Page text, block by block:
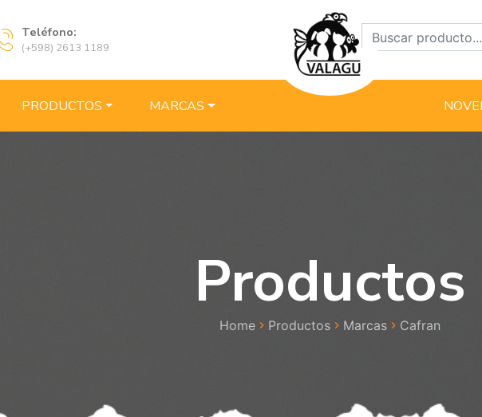
Teléfono:
(+598) 2613 1189
PRODUCTOS MARCAS
Productos
Home Productos Marcas Cafran